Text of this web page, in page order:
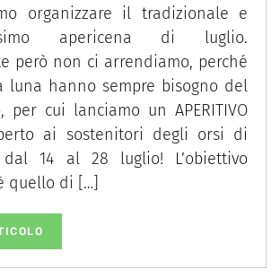
organizzare il tradizionale e
apericena di luglio.
però non ci arrendiamo, perché
luna hanno sempre bisogno del
per cui lanciamo un APERITIVO
ai sostenitori degli orsi di
14 al 28 luglio! L’obiettivo
quello di […]